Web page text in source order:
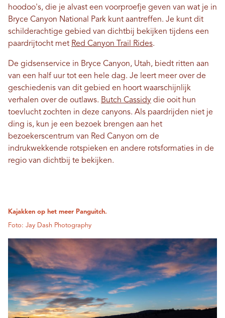
hoodoo's, die je alvast een voorproefje geven van wat je in
Bryce Canyon National Park kunt aantreffen. Je kunt dit
schilderachtige gebied van dichtbij bekijken tijdens een
paardrijtocht met Red Canyon Trail Rides.
De gidsenservice in Bryce Canyon, Utah, biedt ritten aan
van een half uur tot een hele dag. Je leert meer over de
geschiedenis van dit gebied en hoort waarschijnlijk
verhalen over de outlaws. Butch Cassidy die ooit hun
toevlucht zochten in deze canyons. Als paardrijden niet je
ding is, kun je een bezoek brengen aan het
bezoekerscentrum van Red Canyon om de
indrukwekkende rotspieken en andere rotsformaties in de
regio van dichtbij te bekijken.
Kajakken op het meer Panguitch.
Foto: Jay Dash Photography